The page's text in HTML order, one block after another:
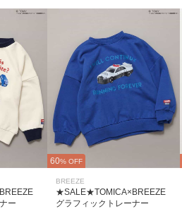
ー
60% OFF
BREEZE
★SALE★TOMICA×BREEZE
グラフィックトレーナー